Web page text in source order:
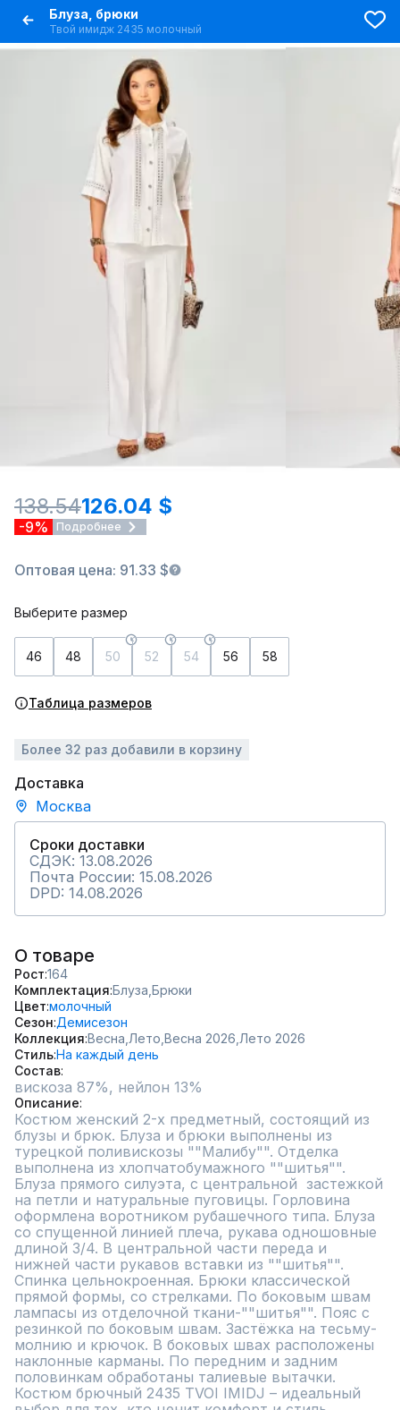
Блуза, брюки
Твой имидж 2435 молочный
138.54126.04 $
-9% Подробнее
Оптовая цена: 91.33 $
Выберите размер
46 48 50 52 54 56 58
Таблица размеров
Более 32 раз добавили в корзину
Доставка
Москва
Сроки доставки
СДЭК: 13.08.2026
Почта России: 15.08.2026
DPD: 14.08.2026
О товаре
Рост 164
Комплектация Блуза, Брюки
Цвет молочный
Сезон Демисезон
Коллекция Весна, Лето, Весна 2026, Лето 2026
СтильНа каждый день
Состав
Описание
Костюм женский 2-х предметный, состоящий из
блузы и брюк. Блуза и брюки выполнены из
турецкой поливискозы ""Малибу"". Отделка
выполнена из хлопчатобумажного ""шитья"".
Блуза прямого силуэта, с центральной  застежкой
на петли и натуральные пуговицы. Горловина
оформлена воротником рубашечного типа. Блуза
со спущенной линией плеча, рукава одношовные
длиной 3/4. В центральной части переда и
нижней части рукавов вставки из ""шитья"".
Спинка цельнокроенная. Брюки классической
прямой формы, со стрелками. По боковым швам
лампасы из отделочной ткани-""шитья"". Пояс с
резинкой по боковым швам. Застёжка на тесьму-
молнию и крючок. В боковых швах расположены
наклонные карманы. По передним и задним
половинкам обработаны талиевые вытачки.
Костюм брючный 2435 TVOI IMIDJ – идеальный